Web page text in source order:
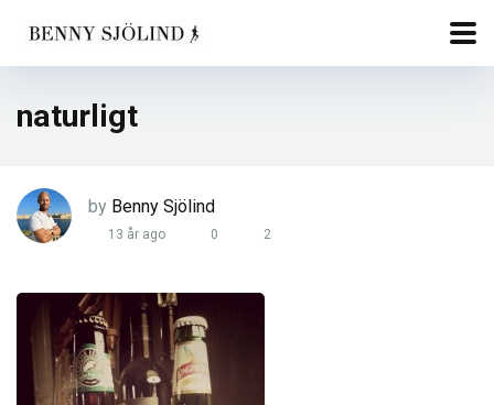
naturligt
by Benny Sjölind
13 år ago 0 2